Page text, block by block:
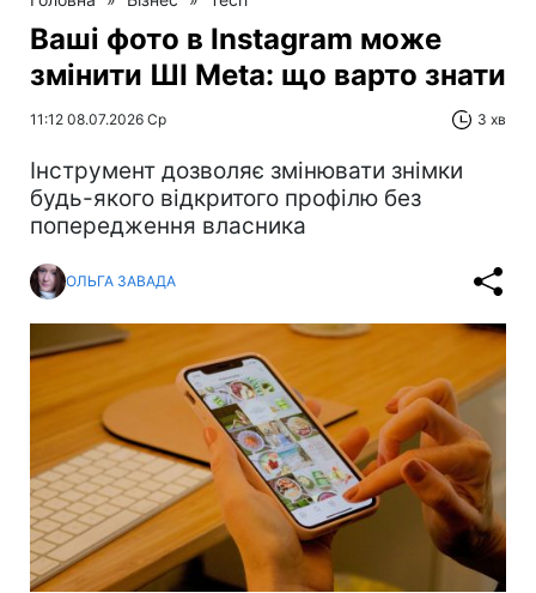
Ваші фото в Instagram може
змінити ШІ Meta: що варто знати
11:12 08.07.2026 Ср 3 хв
Інструмент дозволяє змінювати знімки
будь-якого відкритого профілю без
попередження власника
ОЛЬГА ЗАВАДА